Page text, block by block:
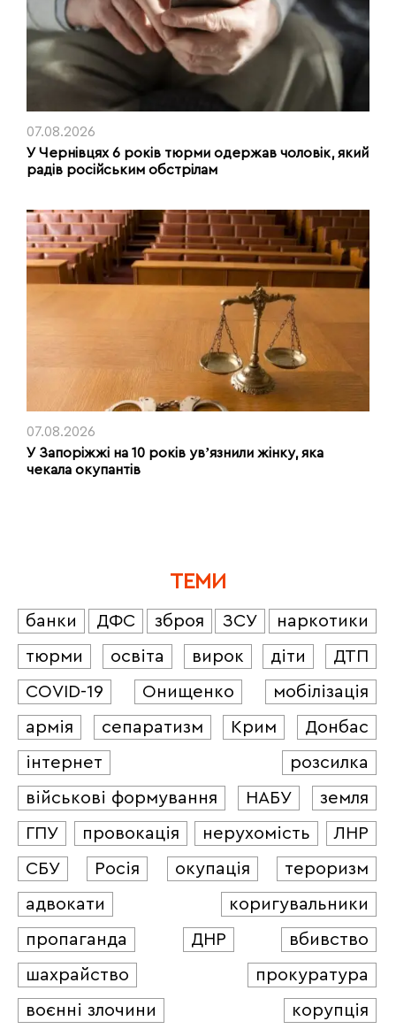
07.08.2026
У Чернівцях 6 років тюрми одержав чоловік, який
радів російським обстрілам
07.08.2026
У Запоріжжі на 10 років увʼязнили жінку, яка
чекала окупантів
ТЕМИ
банки ДФС зброя ЗСУ
наркотики
тюрми
освіта вирок діти
ДТП
COVID-19
Онищенко
мобілізація
армія
сепаратизм Крим
Донбас
інтернет
розсилка
військові формування
НАБУ
земля
ГПУ
провокація нерухомість
ЛНР
СБУ
Росія окупація
тероризм
адвокати
коригувальники
пропаганда
ДНР
вбивство
шахрайство
прокуратура
воєнні злочини
корупція